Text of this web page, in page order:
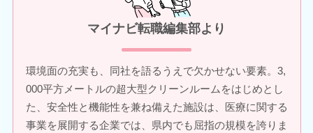
マイナビ転職編集部より
環境面の充実も、同社を語るうえで欠かせない要素。3,
000平方メートルの超大型クリーンルームをはじめとし
た、安全性と機能性を兼ね備えた施設は、医療に関する
事業を展開する企業では、県内でも屈指の規模を誇りま